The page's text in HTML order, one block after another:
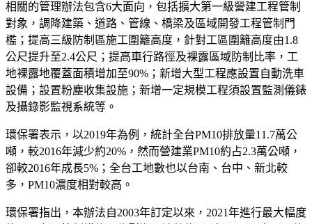
相關的管理辦法包含6大面向，包括擴大第一級營建工程管制
對象，調降建築、道路、管線、橋梁及區域開發工程管制門
檻；提高三級防制區施工圍籬高度，針對工區圍籬高度由1.8
公尺提升至2.4公尺；提高車行路徑及裸露區域防制比率，工
地裸露地覆蓋面積增加至90%；新增大型工程應設置自動洗車
設備；設置粉塵收集設施；新增一定規模工程須設置監測儀錶
及攝錄影監視系統等。
環保署表示，以2019年為例，統計全台PM10排放量11.7萬公
噸，較2016年減少約20%，然而營建業PM10約占2.3萬公噸，
卻較2016年成長5%；全台工地數也以台南、台中、新北較
多，PM10濃度相對較高。
環保署指出，本辦法自2003年訂定以來，2021年進行最大幅度